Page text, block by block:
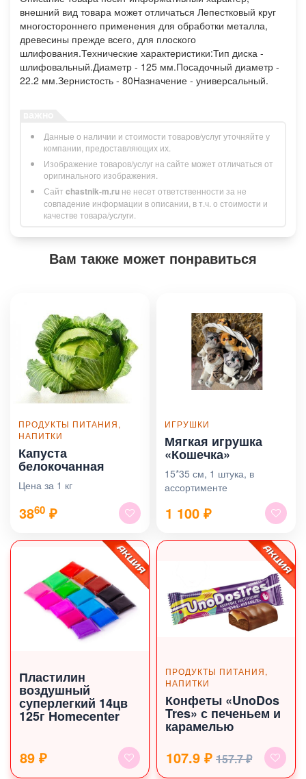
внешний вид товара может отличаться Лепестковый круг
многостороннего применения для обработки металла,
древесины прежде всего, для плоского
шлифования.Технические характеристики:Тип диска -
шлифовальный.Диаметр - 125 мм.Посадочный диаметр -
22.2 мм.Зернистость - 80Назначение - универсальный.
Данные о наличии и стоимости товаров/услуг уточняйте у
компании, предоставляющих их.
Изображение товаров/услуг на сайте может отличаться от
оригинального изображения.
Сайт chastnik-m.ru не несет ответственности за не
совпадение информации в описании, в т.ч. о стоимости и
качестве товара/услуги.
Вам также может понравиться
ПРОДУКТЫ ПИТАНИЯ,
НАПИТКИ
Капуста
белокочанная
Цена за 1 кг
3860 ₽
ИГРУШКИ
Мягкая игрушка
«Кошечка»
15*35 см, 1 штука, в
ассортименте
1 100 ₽
Пластилин
воздушный
суперлегкий 14цв
125г Homecenter
89 ₽
ПРОДУКТЫ ПИТАНИЯ,
НАПИТКИ
Конфеты «UnoDos
Tres» с печеньем и
карамелью
107.9 ₽ 157.7 ₽